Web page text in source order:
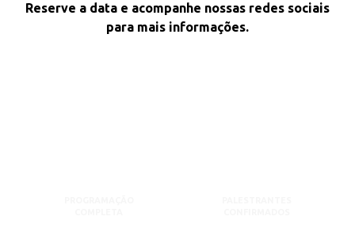
Reserve a data e acompanhe nossas redes sociais
para mais informações.